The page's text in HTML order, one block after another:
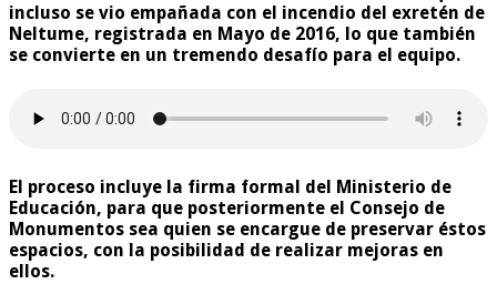
incluso se vio empañada con el incendio del exretén de
Neltume, registrada en Mayo de 2016, lo que también
se convierte en un tremendo desafío para el equipo.
El proceso incluye la firma formal del Ministerio de
Educación, para que posteriormente el Consejo de
Monumentos sea quien se encargue de preservar éstos
espacios, con la posibilidad de realizar mejoras en
ellos.